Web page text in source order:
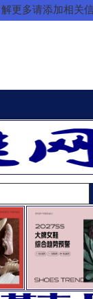
更多请添加相关